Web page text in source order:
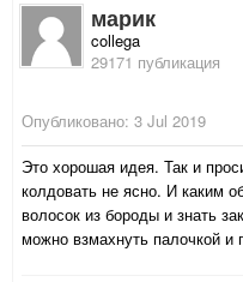
марик
collega
29171 публикация
Опубликовано: 3 Jul 2019
Это хорошая идея. Так и
колдовать не ясно. И каким
волосок из бороды и знать
можно взмахнуть палочкой и